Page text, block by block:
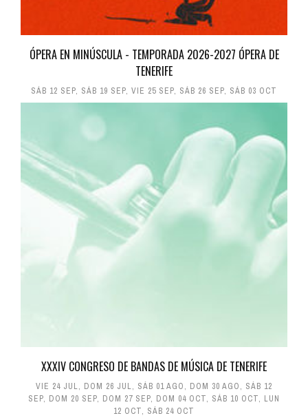
ÓPERA EN MINÚSCULA - TEMPORADA 2026-2027 ÓPERA DE
TENERIFE
SÁB 12 SEP, SÁB 19 SEP, VIE 25 SEP, SÁB 26 SEP, SÁB 03 OCT
XXXIV CONGRESO DE BANDAS DE MÚSICA DE TENERIFE
VIE 24 JUL, DOM 26 JUL, SÁB 01 AGO, DOM 30 AGO, SÁB 12
SEP, DOM 20 SEP, DOM 27 SEP, DOM 04 OCT, SÁB 10 OCT, LUN
12 OCT, SÁB 24 OCT